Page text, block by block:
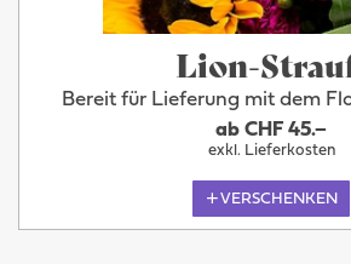
Lion-
Bereit für Lieferung mit dem
ab CHF 45.–
exkl. Lieferkosten
VERSCHENKEN